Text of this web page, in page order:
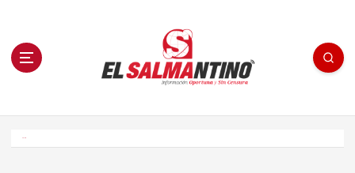
n El Salmantino - medios/noticias/editorial